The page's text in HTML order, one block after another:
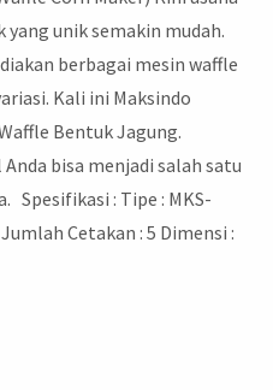
unik semakin mudah.
berbagai mesin waffle
Kali ini Maksindo
Bentuk Jagung.
bisa menjadi salah satu
Spesifikasi : Tipe : MKS-
Cetakan : 5 Dimensi :